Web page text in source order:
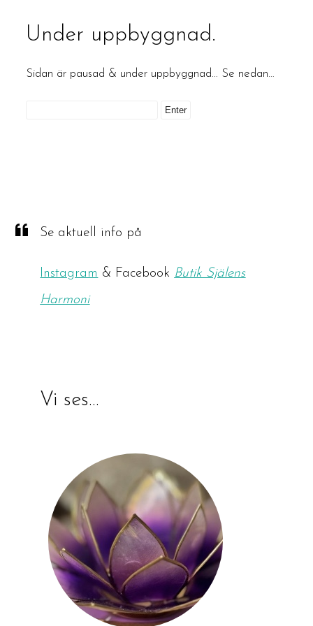
Under uppbyggnad.
Sidan är pausad & under uppbyggnad… Se nedan…
Se aktuell info på
Instagram & Facebook Butik Själens
Harmoni
Vi ses…